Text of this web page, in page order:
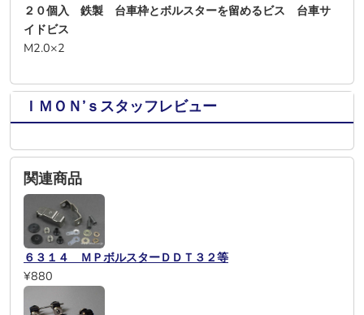
２０個入 鉄製 台車枠とボルスターを留めるビス 台車サ
イドビス
M2.0×2
ＩＭＯＮ’ｓスタッフレビュー
関連商品
６３１４ ＭＰボルスターＤＤＴ３２等
¥880